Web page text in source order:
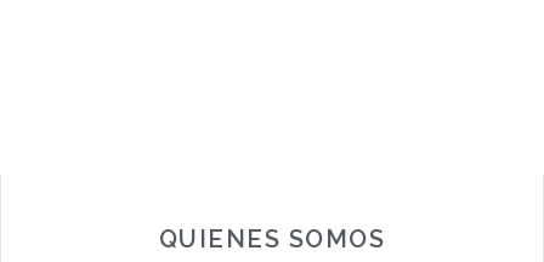
QUIENES SOMOS